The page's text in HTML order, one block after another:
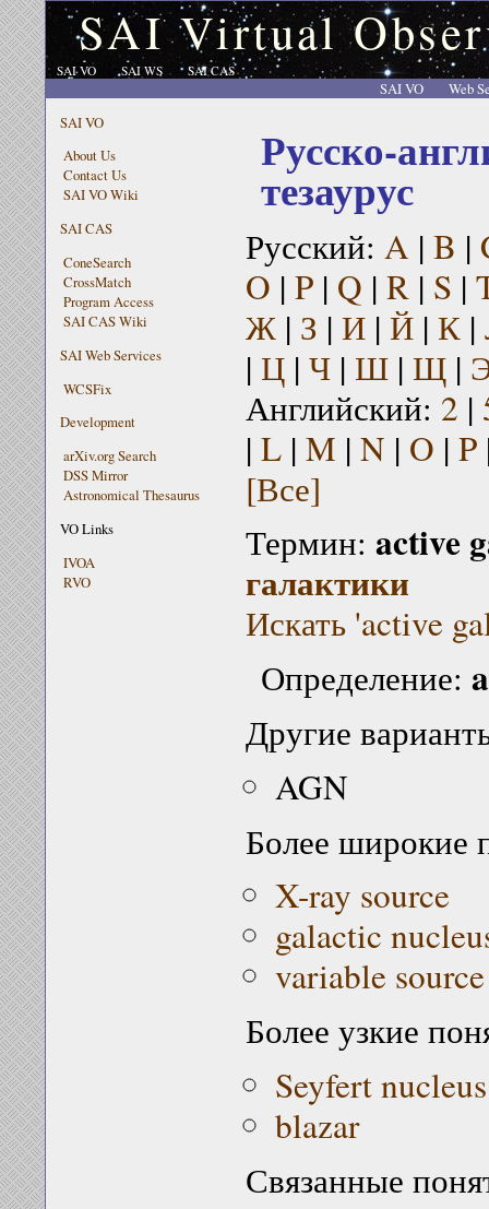
SAI Virtual
SAI VO SAI WS SAI CAS
SAI VO
Web
SAI VO
About Us
Contact Us
SAI VO Wiki
SAI CAS
ConeSearch
CrossMatch
Program Access
SAI CAS Wiki
SAI Web Services
WCSFix
Development
arXiv.org Search
DSS Mirror
Astronomical Thesaurus
VO Links
IVOA
RVO
Русско-
тезаурус
Русский: A | B |
O | P| Q | R| S |
Ж| З | И| Й| К|
| Ц| Ч| Ш| Щ|
Английский: 2 |
| L| M | N | O | P
[Все]
Термин: active
галактики
Искать 'active
Определение:
Другие
AGN
Более широкие
X-ray source
galactic
variable source
Более узкие
Seyfert nucleus
blazar
Связанные